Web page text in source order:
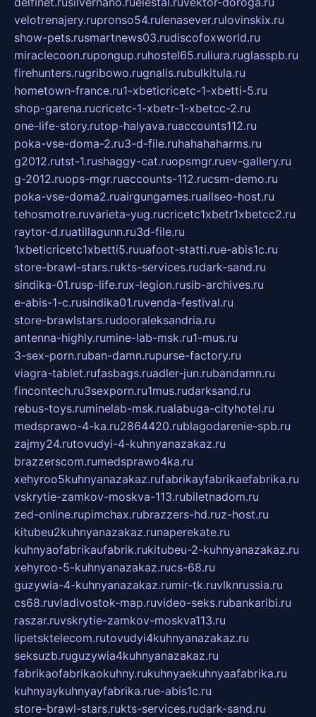
velotrenajery.rupronso54.rulenasever.rulovinskix.ru
show-pets.rusmartnews03.rudiscofoxworld.ru
miraclecoon.rupongup.ruhostel65.ruliura.ruglasspb.ru
firehunters.rugribowo.rugnalis.rubulkitula.ru
hometown-france.ru1-xbeticricetc-1-xbetti-5.ru
shop-garena.rucricetc-1-xbetr-1-xbetcc-2.ru
one-life-story.rutop-halyava.ruaccounts112.ru
poka-vse-doma-2.ru3-d-file.ruhahahaharms.ru
g2012.rutst-1.rushaggy-cat.ruopsmgr.ruev-gallery.ru
g-2012.ruops-mgr.ruaccounts-112.rucsm-demo.ru
poka-vse-doma2.ruairgungames.ruallseo-host.ru
tehosmotre.ruvarieta-yug.rucricetc1xbetr1xbetcc2.ru
raytor-d.ruatillagunn.ru3d-file.ru
1xbeticricetc1xbetti5.ruuafoot-statti.rue-abis1c.ru
store-brawl-stars.rukts-services.rudark-sand.ru
sindika-01.rusp-life.rux-legion.rusib-archives.ru
e-abis-1-c.rusindika01.ruvenda-festival.ru
store-brawlstars.rudooraleksandria.ru
antenna-highly.rumine-lab-msk.ru1-mus.ru
3-sex-porn.ruban-damn.rupurse-factory.ru
viagra-tablet.rufasbags.ruadler-jun.rubandamn.ru
fincontech.ru3sexporn.ru1mus.rudarksand.ru
rebus-toys.ruminelab-msk.rualabuga-cityhotel.ru
medsprawo-4-ka.ru2864420.rublagodarenie-spb.ru
zajmy24.rutovudyi-4-kuhnyanazakaz.ru
brazzerscom.rumedsprawo4ka.ru
xehyroo5kuhnyanazakaz.rufabrikayfabrikaefabrika.ru
vskrytie-zamkov-moskva-113.rubiletnadom.ru
zed-online.rupimchax.rubrazzers-hd.ruz-host.ru
kitubeu2kuhnyanazakaz.runaperekate.ru
kuhnyaofabrikaufabrik.rukitubeu-2-kuhnyanazakaz.ru
xehyroo-5-kuhnyanazakaz.rucs-68.ru
guzywia-4-kuhnyanazakaz.rumir-tk.ruvlknrussia.ru
cs68.ruvladivostok-map.ruvideo-seks.rubankaribi.ru
raszar.ruvskrytie-zamkov-moskva113.ru
lipetsktelecom.rutovudyi4kuhnyanazakaz.ru
seksuzb.ruguzywia4kuhnyanazakaz.ru
fabrikaofabrikaokuhny.rukuhnyaekuhnyaafabrika.ru
kuhnyaykuhnyayfabrika.rue-abis1c.ru
store-brawl-stars.rukts-services.rudark-sand.ru